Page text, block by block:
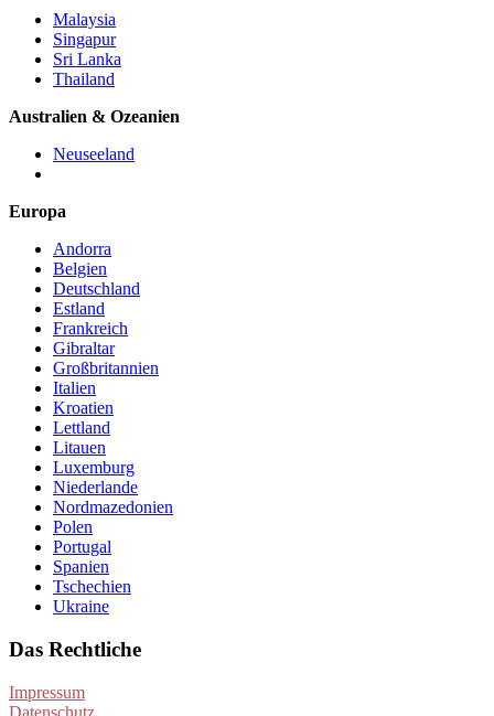
Malaysia
Singapur
Sri Lanka
Thailand
Australien & Ozeanien
Neuseeland
Europa
Andorra
Belgien
Deutschland
Estland
Frankreich
Gibraltar
Großbritannien
Italien
Kroatien
Lettland
Litauen
Luxemburg
Niederlande
Nordmazedonien
Polen
Portugal
Spanien
Tschechien
Ukraine
Das Rechtliche
Impressum
Datenschutz